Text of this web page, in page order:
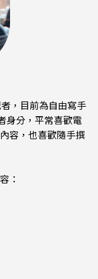
，目前為自由寫手
身分，平常喜歡電
容，也喜歡隨手撰
：